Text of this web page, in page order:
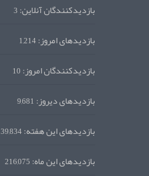
بازدیدکنندگان آنلاین:3
بازدیدهای امروز:1,214
بازدیدکنندگان امروز:10
بازدیدهای دیروز:9,681
بازدیدهای این هفته:39,834
بازدیدهای این ماه:216,075